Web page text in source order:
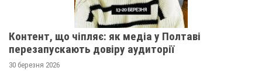
Контент, що чіпляє: як медіа у Полтаві
перезапускають довіру аудиторії
30 березня 2026